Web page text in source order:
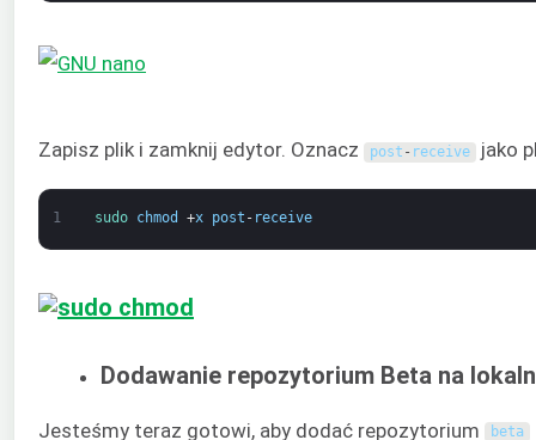
Zapisz plik i zamknij edytor. Oznacz post - receive jako
1 sudo chmod +x post - receive
Dodawanie repozytorium Beta na
Jesteśmy teraz gotowi, aby dodać repozytorium beta